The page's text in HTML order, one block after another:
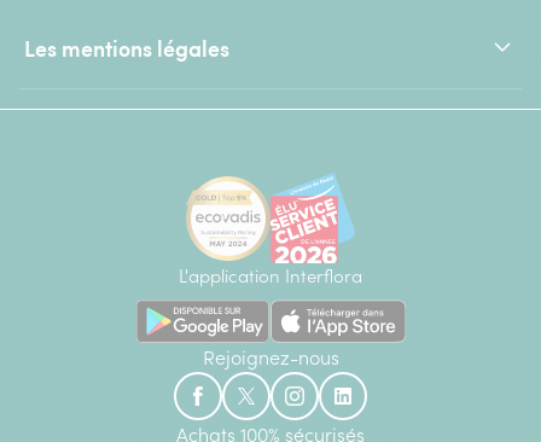
Les mentions légales
L'application Interflora
Rejoignez-nous
Achats 100% sécurisés